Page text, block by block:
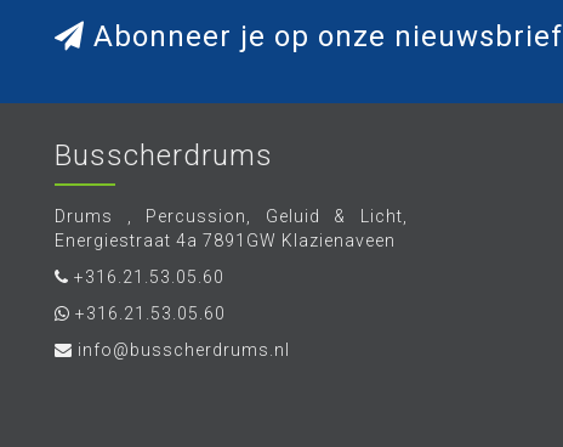
Abonneer je op onze nieuwsbrief
Busscherdrums
Drums , Percussion, Geluid & Licht,
Energiestraat 4a 7891GW Klazienaveen
+316.21.53.05.60
+316.21.53.05.60
info@busscherdrums.nl